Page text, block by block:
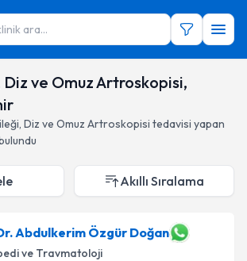
ara...
ve Omuz Artroskopisi,
Diz ve Omuz Artroskopisi tedavisi yapan
Akıllı Sıralama
Abdulkerim Özgür Doğan
ve Travmatoloji